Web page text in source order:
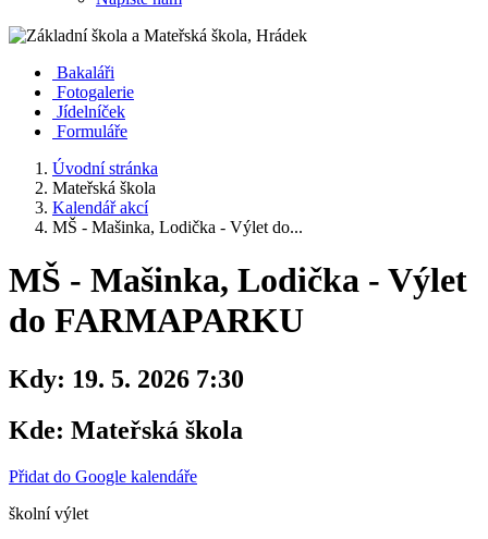
Bakaláři
Fotogalerie
Jídelníček
Formuláře
Úvodní stránka
Mateřská škola
Kalendář akcí
MŠ - Mašinka, Lodička - Výlet do...
MŠ - Mašinka, Lodička - Výlet
do FARMAPARKU
Kdy: 19. 5. 2026 7:30
Kde: Mateřská škola
Přidat do Google kalendáře
školní výlet